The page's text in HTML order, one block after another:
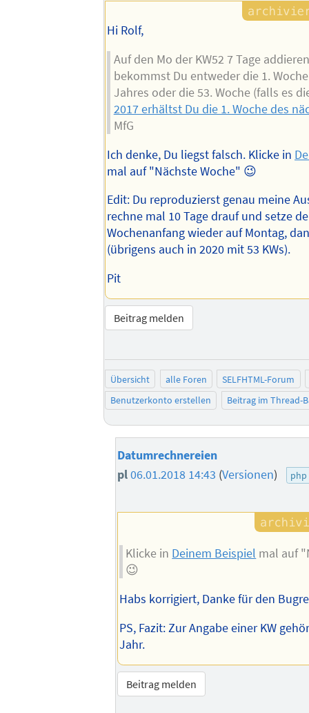
Hi Rolf,
Auf den Mo der KW52 7 Tage
bekommst Du entweder die 1.
Jahres oder die 53. Woche (falls es
2017 erhältst Du die 1. Woche des
MfG
Ich denke, Du liegst falsch. Klicke in
mal auf "Nächste Woche" 😉
Edit: Du reproduzierst genau meine
rechne mal 10 Tage drauf und setze
Wochenanfang wieder auf Montag,
(übrigens auch in 2020 mit 53 KWs).
Pit
Beitrag melden
Übersicht alle Foren
SELFHTML-Forum
Benutzerkonto erstellen
Beitrag im Thread-
Datumrechnereien
pl06.01.2018 14:43 (Versionen) php
Klicke in Deinem Beispiel mal auf
😉
Habs korrigiert, Danke für den
PS, Fazit: Zur Angabe einer KW
Jahr.
Beitrag melden